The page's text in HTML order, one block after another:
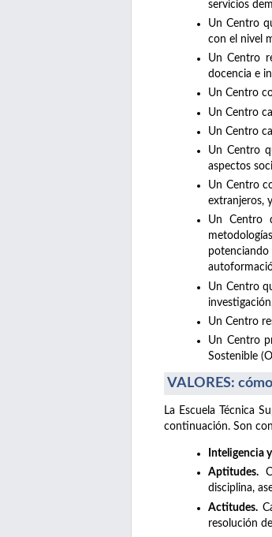
servicios
Un Centro
con el nivel
Un Centro
docencia e
Un Centro
Un Centro
Un Centro
Un Centro
aspectos
Un Centro
extranjeros,
Un Centro
potenciando
Un Centro
Un Centro
Un Centro
Sostenible
VALORES:
La Escuela Técnica
continuación. Son
Inteligencia
Aptitudes.
disciplina,
Actitudes.
resolución